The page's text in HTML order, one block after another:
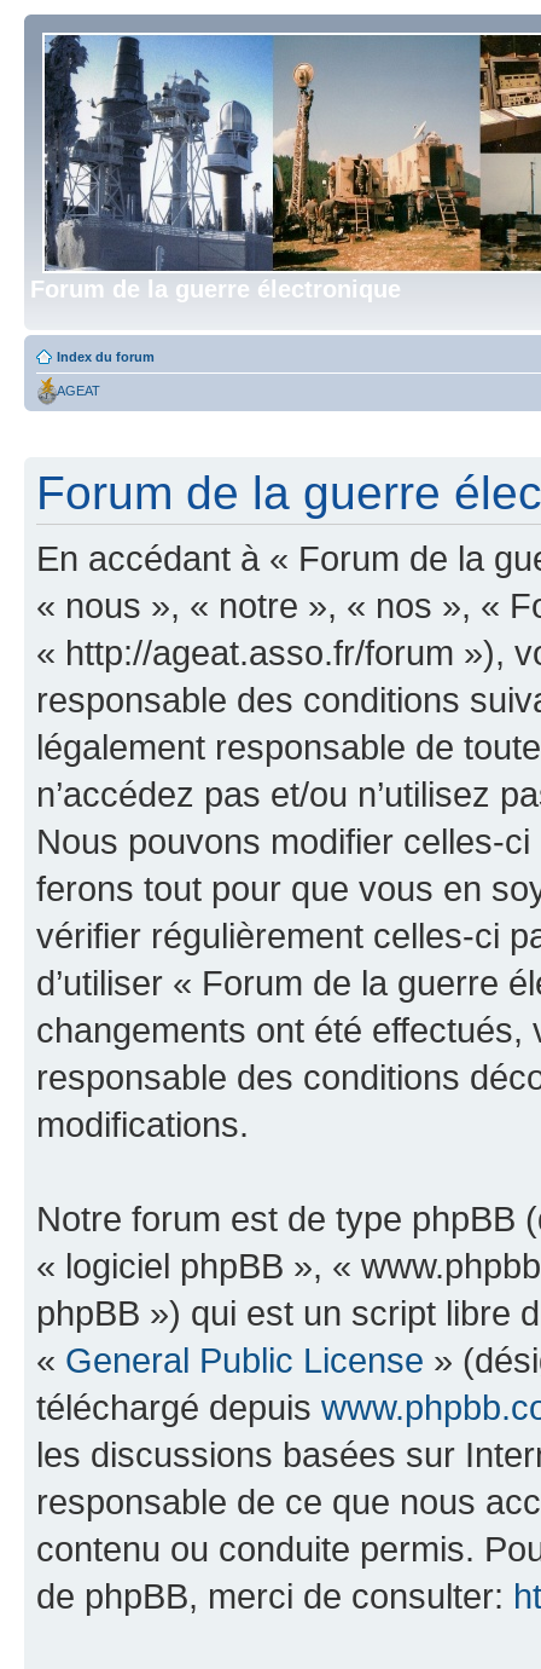
Forum de la guerre électronique
Index du forum
AGEAT
Forum de la guerre
En accédant à « Forum de la
« nous », « notre », « nos », «
« http://ageat.asso.fr/forum »),
responsable des conditions
légalement responsable de
n’accédez pas et/ou n’utilisez
Nous pouvons modifier celles-
ferons tout pour que vous en
vérifier régulièrement celles-ci
d’utiliser « Forum de la guerre
changements ont été effectués,
responsable des conditions
modifications.
Notre forum est de type phpBB
« logiciel phpBB », «
phpBB ») qui est un script libre
« General Public License »
téléchargé depuis
les discussions basées sur
responsable de ce que nous
contenu ou conduite permis.
de phpBB, merci de consulter: